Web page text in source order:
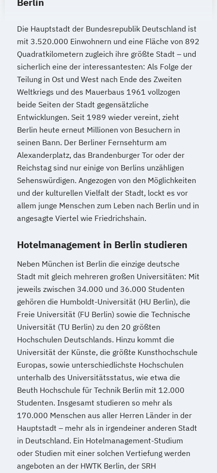
Die Hauptstadt der Bundesrepublik Deutschland ist
mit 3.520.000 Einwohnern und eine Fläche von 892
Quadratkilometern zugleich ihre größte Stadt – und
sicherlich eine der interessantesten: Als Folge der
Teilung in Ost und West nach Ende des Zweiten
Weltkriegs und des Mauerbaus 1961 vollzogen
beide Seiten der Stadt gegensätzliche
Entwicklungen. Seit 1989 wieder vereint, zieht
Berlin heute erneut Millionen von Besuchern in
seinen Bann. Der Berliner Fernsehturm am
Alexanderplatz, das Brandenburger Tor oder der
Reichstag sind nur einige von Berlins unzähligen
Sehenswürdigen. Angezogen von den Möglichkeiten
und der kulturellen Vielfalt der Stadt, lockt es vor
allem junge Menschen zum Leben nach Berlin und in
angesagte Viertel wie Friedrichshain.
Hotelmanagement in Berlin studieren
Neben München ist Berlin die einzige deutsche
Stadt mit gleich mehreren großen Universitäten: Mit
jeweils zwischen 34.000 und 36.000 Studenten
gehören die Humboldt-Universität (HU Berlin), die
Freie Universität (FU Berlin) sowie die Technische
Universität (TU Berlin) zu den 20 größten
Hochschulen Deutschlands. Hinzu kommt die
Universität der Künste, die größte Kunsthochschule
Europas, sowie unterschiedlichste Hochschulen
unterhalb des Universitätsstatus, wie etwa die
Beuth Hochschule für Technik Berlin mit 12.000
Studenten. Insgesamt studieren so mehr als
170.000 Menschen aus aller Herren Länder in der
Hauptstadt – mehr als in irgendeiner anderen Stadt
in Deutschland. Ein Hotelmanagement-Studium
oder Studien mit einer solchen Vertiefung werden
angeboten an der HWTK Berlin, der SRH